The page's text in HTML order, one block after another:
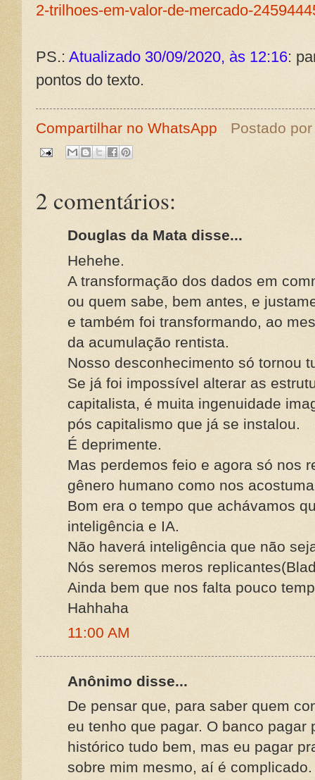
2-trilhoes-em-valor-de-mercado-
PS.: Atualizado 30/09/2020, às 12:16:
pontos do texto.
Compartilhar no WhatsApp Postado
2 comentários:
Douglas da Mata disse...
Hehehe.
A transformação dos dados em
ou quem sabe, bem antes, e
e também foi transformando, ao
da acumulação rentista.
Nosso desconhecimento só tornou
Se já foi impossível alterar as
capitalista, é muita ingenuidade
pós capitalismo que já se instalou.
É deprimente.
Mas perdemos feio e agora só nos
gênero humano como nos
Bom era o tempo que achávamos
inteligência e IA.
Não haverá inteligência que não
Nós seremos meros
Ainda bem que nos falta pouco
Hahhaha
11:00 AM
Anônimo disse...
De pensar que, para saber quem
eu tenho que pagar. O banco pagar
histórico tudo bem, mas eu pagar
sobre mim mesmo, aí é complicado.